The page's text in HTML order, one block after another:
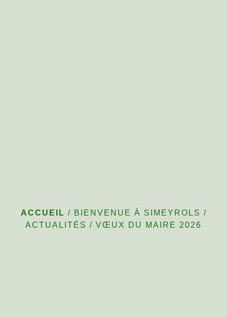
ACCUEIL / BIENVENUE À SIMEYROLS /
ACTUALITÉS / VŒUX DU MAIRE 2026